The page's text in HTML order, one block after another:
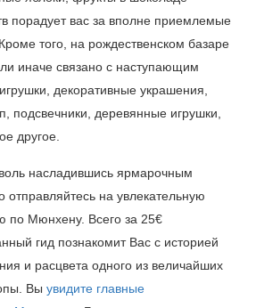
порадует вас за вполне приемлемые
того, на рождественском базаре
иначе связано с наступающим
декоративные украшения,
подсвечники, деревянные игрушки,
другое.
насладившись ярмарочным
отправляйтесь на увлекательную
по Мюнхену. Всего за 25€
гид познакомит Вас с историей
и расцвета одного из величайших
Вы увидите главные